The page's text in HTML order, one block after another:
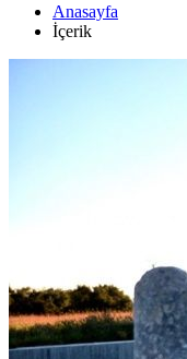
Anasayfa
İçerik